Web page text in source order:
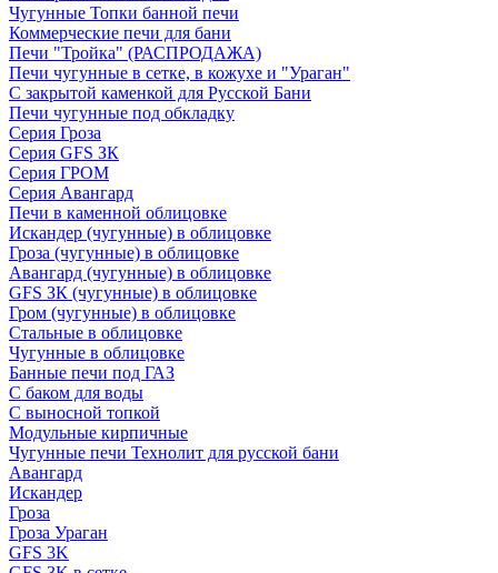
Чугунные Топки банной печи
Коммерческие печи для бани
Печи "Тройка" (РАСПРОДАЖА)
Печи чугунные в сетке, в кожухе и "Ураган"
С закрытой каменкой для Русской Бани
Печи чугунные под обкладку
Серия Гроза
Серия GFS ЗК
Серия ГРОМ
Серия Авангард
Печи в каменной облицовке
Искандер (чугунные) в облицовке
Гроза (чугунные) в облицовке
Авангард (чугунные) в облицовке
GFS ЗК (чугунные) в облицовке
Гром (чугунные) в облицовке
Стальные в облицовке
Чугунные в облицовке
Банные печи под ГАЗ
С баком для воды
С выносной топкой
Модульные кирпичные
Чугунные печи Технолит для русской бани
Авангард
Искандер
Гроза
Гроза Ураган
GFS 3K